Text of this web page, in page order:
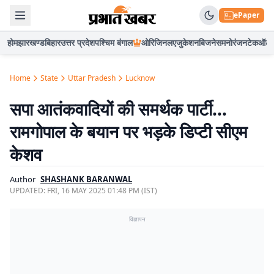
ePaper
होमझारखण्डबिहारउत्तर प्रदेशपश्चिम बंगाल ओरिजिनलएजुकेशनबिजनेसमनोरंजनटेकऑटो
Home State Uttar Pradesh Lucknow
सपा आतंकवादियों की समर्थक पार्टी…
रामगोपाल के बयान पर भड़के डिप्टी सीएम
केशव
Author SHASHANK BARANWAL
UPDATED: FRI, 16 MAY 2025 01:48 PM (IST)
विज्ञापन